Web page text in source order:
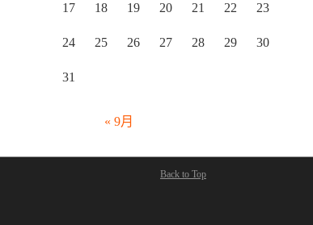
17 18 19 20 21 22 23
24 25 26 27 28 29 30
31
« 9月
Back to Top